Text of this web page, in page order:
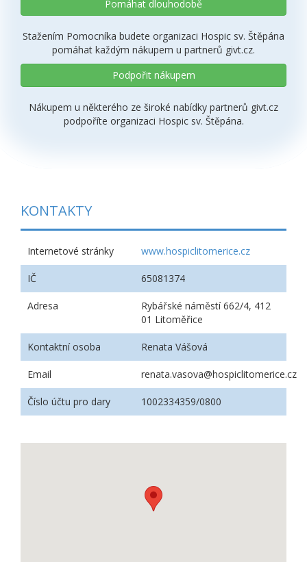
Pomáhat dlouhodobě
Stažením Pomocníka budete organizaci Hospic sv. Štěpána
pomáhat každým nákupem u partnerů givt.cz.
Podpořit nákupem
Nákupem u některého ze široké nabídky partnerů givt.cz
podpoříte organizaci Hospic sv. Štěpána.
KONTAKTY
Internetové stránky www.hospiclitomerice.cz
IČ 65081374
Adresa
Rybářské náměstí 662/4, 412
01 Litoměřice
Kontaktní osoba Renata Vášová
Email renata.vasova@hospiclitomerice.cz
Číslo účtu pro dary 1002334359/0800